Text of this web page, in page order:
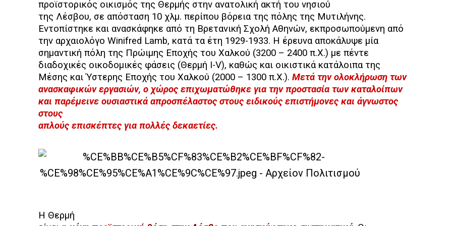
προϊστορικός οικισμός της Θερμής στην ανατολική ακτή του νησιού
της Λέσβου, σε απόσταση 10 χλμ. περίπου βόρεια της πόλης της Μυτιλήνης.
Εντοπίστηκε και ανασκάφηκε από τη Βρετανική Σχολή Αθηνών, εκπροσωπούμενη από
την αρχαιολόγο Winifred Lamb, κατά τα έτη 1929-1933. Η έρευνα αποκάλυψε μία
σημαντική πόλη της Πρώιμης Εποχής του Χαλκού (3200 – 2400 π.Χ.) με πέντε
διαδοχικές οικοδομικές φάσεις (Θερμή Ι-V), καθώς και οικιστικά κατάλοιπα της
Μέσης και Ύστερης Εποχής του Χαλκού (2000 – 1300 π.Χ.). Μετά την ολοκλήρωση των
ανασκαφικών εργασιών, ο χώρος επιχωματώθηκε για την προστασία των καταλοίπων
και παρέμεινε ουσιαστικά απροσπέλαστος στους ειδικούς επιστήμονες και άγνωστος
στους
απλούς επισκέπτες για πολλές δεκαετίες.
Η Θερμή